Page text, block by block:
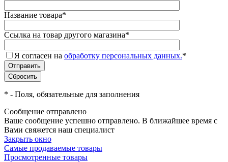
Название товара*
Ссылка на товар другого магазина*
Я согласен на обработку персональных данных.*
* - Поля, обязательные для заполнения
Сообщение отправлено
Ваше сообщение успешно отправлено. В ближайшее время с
Вами свяжется наш специалист
Закрыть окно
Самые продаваемые товары
Просмотренные товары